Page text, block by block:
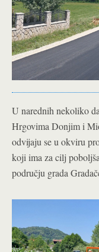
U narednih nekoliko
Hrgovima Donjim i
odvijaju se u okviru
koji ima za cilj
području grada